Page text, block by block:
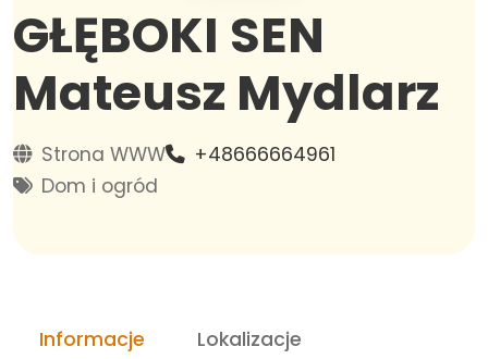
GŁĘBOKI SEN
Mateusz Mydlarz
Strona WWW
+48666664961
Dom i ogród
Informacje Lokalizacje